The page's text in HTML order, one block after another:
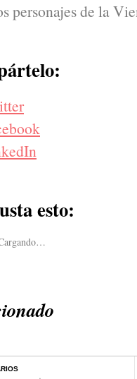
personajes de la
esto: